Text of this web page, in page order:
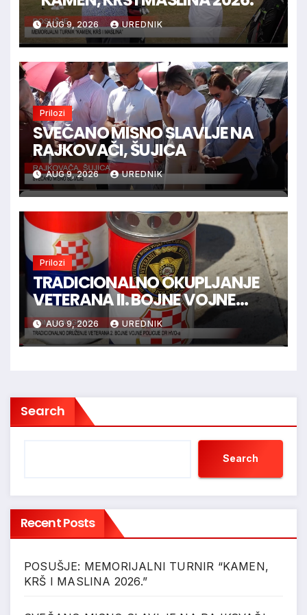
AUG 9, 2026 UREDNIK
Prilozi
SVEČANO MISNO SLAVLJE NA
RAJKOVAČI, ŠUJICA
AUG 9, 2026 UREDNIK
Prilozi
TRADICIONALNO OKUPLJANJE
VETERANA II. BOJNE VOJNE
POLICIJE HVO-a -
TOMISLAVGRAD
AUG 9, 2026 UREDNIK
Search
Search
Recent Posts
POSUŠJE: MEMORIJALNI TURNIR “KAMEN,
KRŠ I MASLINA 2026.”